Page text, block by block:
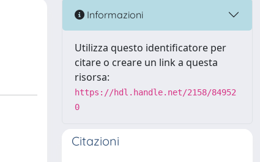
Informazioni
Utilizza questo identificatore per
citare o creare un link a questa
risorsa:
https://hdl.handle.net/2158/84952
0
Citazioni